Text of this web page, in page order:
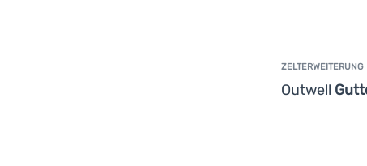
ZELTERWEITERUNG
Outwell